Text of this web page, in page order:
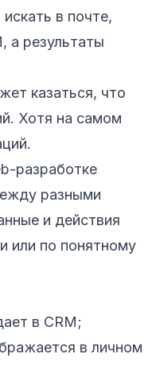
в почте,
а результаты
казаться, что
Хотя на самом
разработке
разными
и действия
или по понятному
в CRM;
в личном